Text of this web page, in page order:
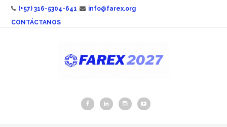
(+57) 316-5304-641
info@farex.org
CONTÁCTANOS